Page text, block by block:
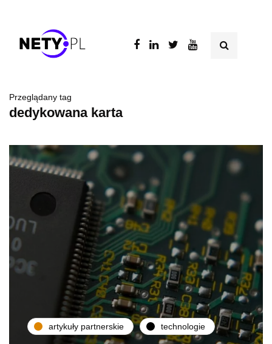
Przeglądany tag
dedykowana karta
artykuły partnerskie technologie